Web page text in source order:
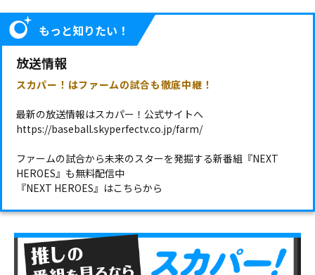
もっと知りたい！
放送情報
スカパー！はファームの試合も徹底中継！
最新の放送情報はスカパー！公式サイトへ
https://baseball.skyperfectv.co.jp/farm/
ファームの試合から未来のスターを発掘する新番組『NEXT
HEROES』も無料配信中
『NEXT HEROES』はこちらから